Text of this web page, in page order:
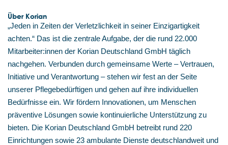
Über Korian
„Jeden in Zeiten der Verletzlichkeit in seiner Einzigartigkeit
achten.“ Das ist die zentrale Aufgabe, der die rund 22.000
Mitarbeiter:innen der Korian Deutschland GmbH täglich
nachgehen. Verbunden durch gemeinsame Werte – Vertrauen,
Initiative und Verantwortung – stehen wir fest an der Seite
unserer Pflegebedürftigen und gehen auf ihre individuellen
Bedürfnisse ein. Wir fördern Innovationen, um Menschen
präventive Lösungen sowie kontinuierliche Unterstützung zu
bieten. Die Korian Deutschland GmbH betreibt rund 220
Einrichtungen sowie 23 ambulante Dienste deutschlandweit und